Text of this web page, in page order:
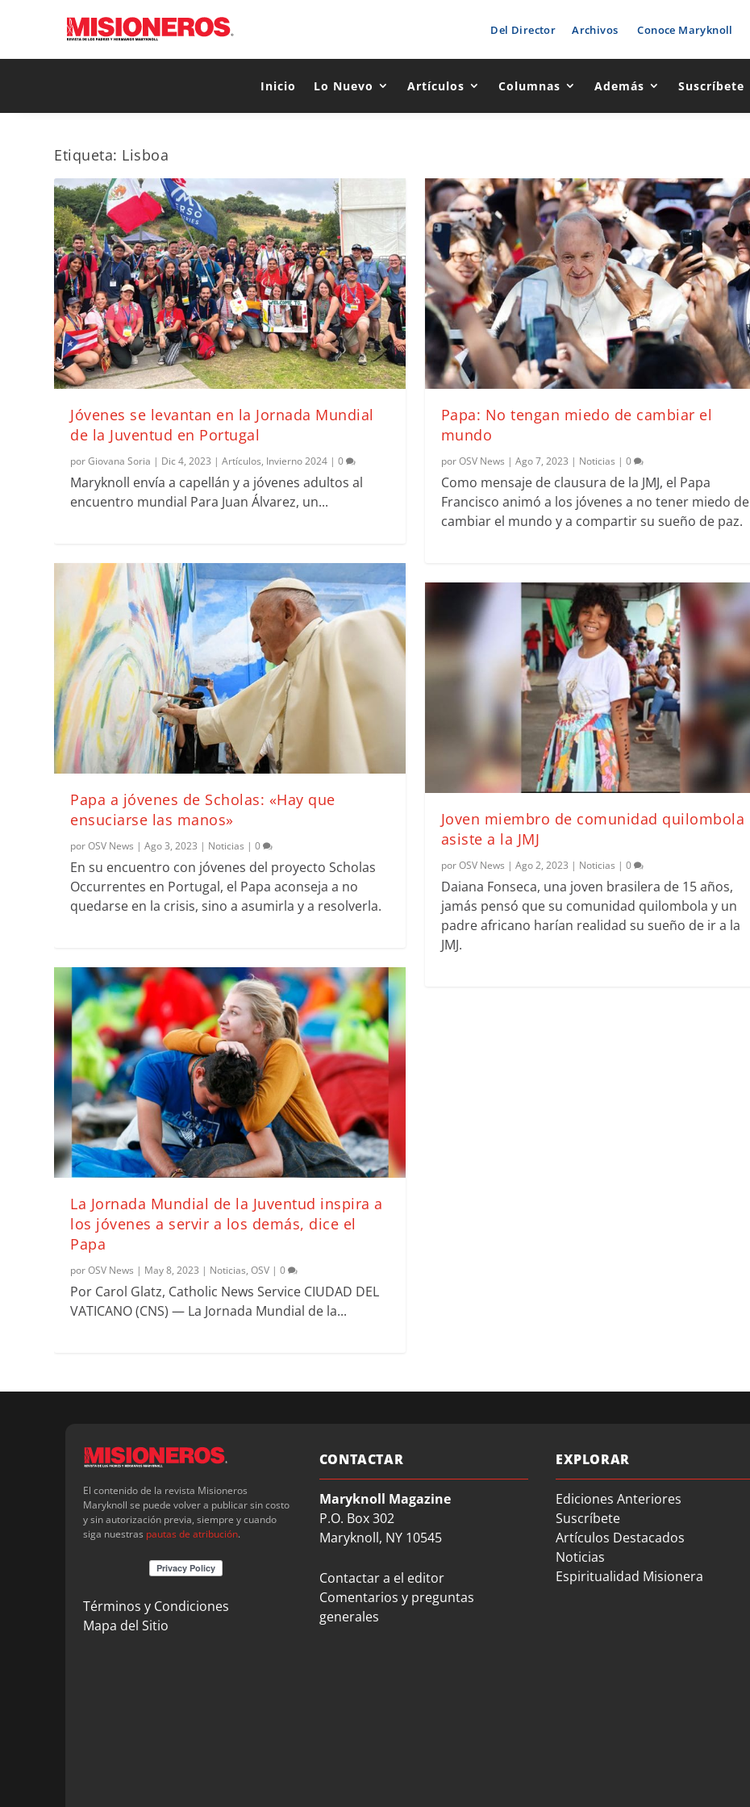
Del Director Archivos Conoce Maryknoll
Inicio Lo Nuevo Artículos Columnas Además Suscríbete
Etiqueta: Lisboa
Jóvenes se levantan en la Jornada Mundial
de la Juventud en Portugal
porGiovana Soria | Dic 4, 2023 |Artículos, Invierno 2024 |0
Maryknoll envía a capellán y a jóvenes adultos al
encuentro mundial Para Juan Álvarez, un...
Papa a jóvenes de Scholas: «Hay que
ensuciarse las manos»
porOSV News |Ago 3, 2023 | Noticias |0
En su encuentro con jóvenes del proyecto Scholas
Occurrentes en Portugal, el Papa aconseja a no
quedarse en la crisis, sino a asumirla y a resolverla.
La Jornada Mundial de la Juventud inspira a
los jóvenes a servir a los demás, dice el
Papa
porOSV News | May 8, 2023 | Noticias,OSV |0
Por Carol Glatz, Catholic News Service CIUDAD DEL
VATICANO (CNS) — La Jornada Mundial de la...
Papa: No tengan miedo de cambiar el
mundo
porOSV News | Ago 7, 2023 | Noticias | 0
Como mensaje de clausura de la JMJ, el Papa
Francisco animó a los jóvenes a no tener miedo de
cambiar el mundo y a compartir su sueño de paz.
Joven miembro de comunidad quilombola
asiste a la JMJ
porOSV News | Ago 2, 2023 | Noticias | 0
Daiana Fonseca, una joven brasilera de 15 años,
jamás pensó que su comunidad quilombola y un
padre africano harían realidad su sueño de ir a la
JMJ.
El contenido de la revista Misioneros
Maryknoll se puede volver a publicar sin costo
y sin autorización previa, siempre y cuando
siga nuestras pautas de atribución.
Términos y Condiciones
Mapa del Sitio
CONTACTAR
Maryknoll Magazine
P.O. Box 302
Maryknoll, NY 10545
Contactar a el editor
Comentarios y preguntas
generales
EXPLORAR
Ediciones Anteriores
Suscríbete
Artículos Destacados
Noticias
Espiritualidad Misionera